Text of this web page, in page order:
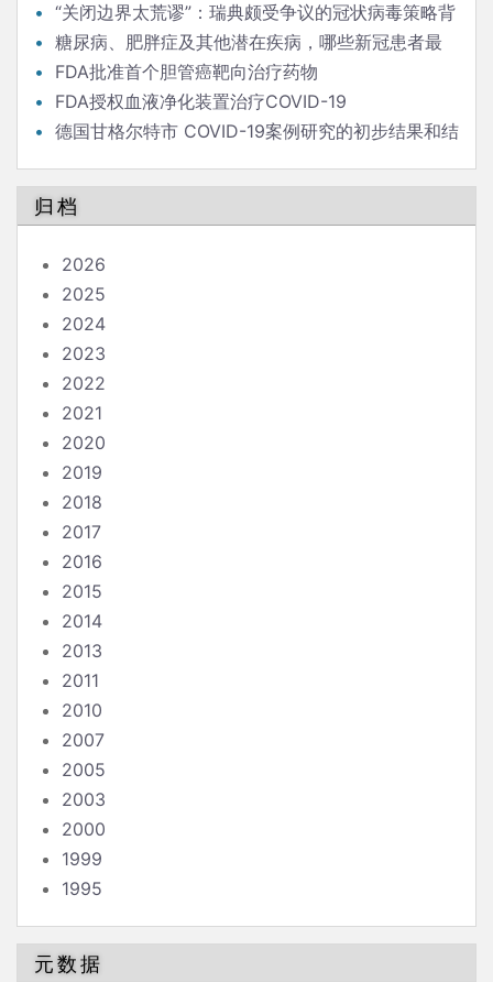
“关闭边界太荒谬”：瑞典颇受争议的冠状病毒策略背
后的流行病学家
糖尿病、肥胖症及其他潜在疾病，哪些新冠患者最
危险？
FDA批准首个胆管癌靶向治疗药物
FDA授权血液净化装置治疗COVID-19
德国甘格尔特市 COVID-19案例研究的初步结果和结
归档
2026
2025
2024
2023
2022
2021
2020
2019
2018
2017
2016
2015
2014
2013
2011
2010
2007
2005
2003
2000
1999
1995
元数据